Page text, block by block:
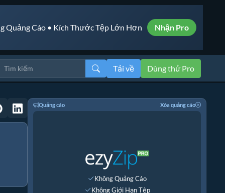
Quảng Cáo • Kích Thước Tệp Lớn Hơn Nhận Pro
Tải về Dùng thử Pro
Quảng cáo Xóa quảng cáo
Không Quảng Cáo
Không Giới Hạn Tệp